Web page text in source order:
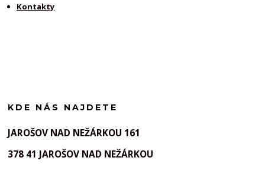
Kontakty
KDE NÁS NAJDETE
JAROŠOV NAD NEŽÁRKOU 161
378 41 JAROŠOV NAD NEŽÁRKOU